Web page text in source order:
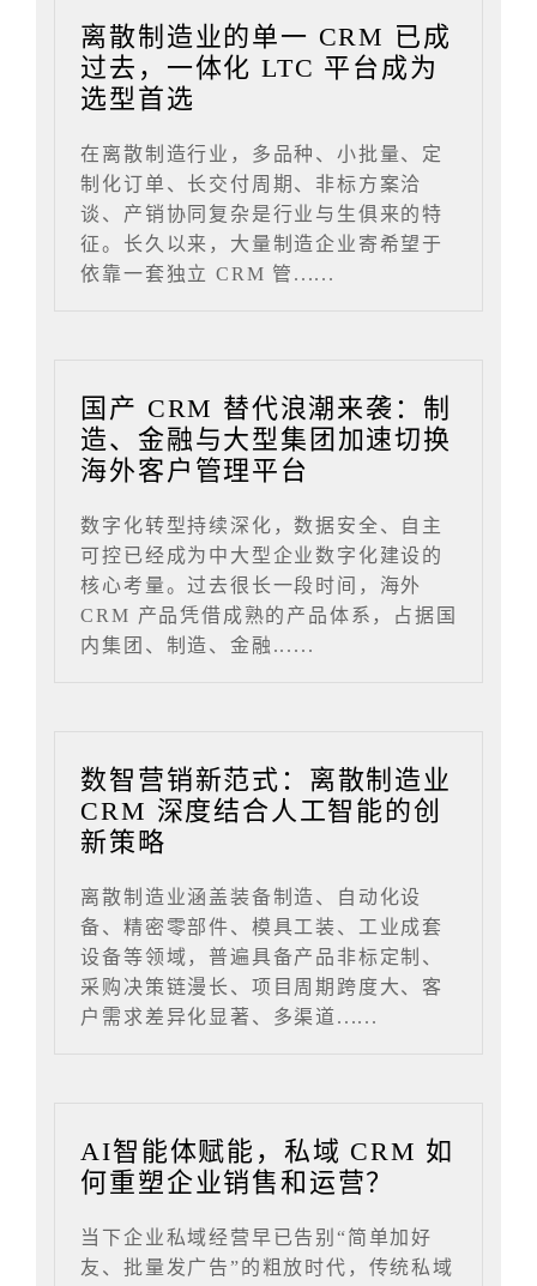
离散制造业的单一 CRM 已成
过去，一体化 LTC 平台成为
选型首选
在离散制造行业，多品种、小批量、定
制化订单、长交付周期、非标方案洽
谈、产销协同复杂是行业与生俱来的特
征。长久以来，大量制造企业寄希望于
依靠一套独立 CRM 管......
国产 CRM 替代浪潮来袭：制
造、金融与大型集团加速切换
海外客户管理平台
数字化转型持续深化，数据安全、自主
可控已经成为中大型企业数字化建设的
核心考量。过去很长一段时间，海外
CRM 产品凭借成熟的产品体系，占据国
内集团、制造、金融......
数智营销新范式：离散制造业
CRM 深度结合人工智能的创
新策略
离散制造业涵盖装备制造、自动化设
备、精密零部件、模具工装、工业成套
设备等领域，普遍具备产品非标定制、
采购决策链漫长、项目周期跨度大、客
户需求差异化显著、多渠道......
AI智能体赋能，私域 CRM 如
何重塑企业销售和运营？
当下企业私域经营早已告别“简单加好
友、批量发广告”的粗放时代，传统私域